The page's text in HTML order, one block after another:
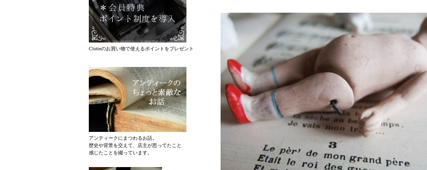
Clotteのお買い物で使えるポイントをプレゼント
アンティークにまつわるお話。
歴史や背景を交えて、店主が思ってたこと
感じたことを綴っています。